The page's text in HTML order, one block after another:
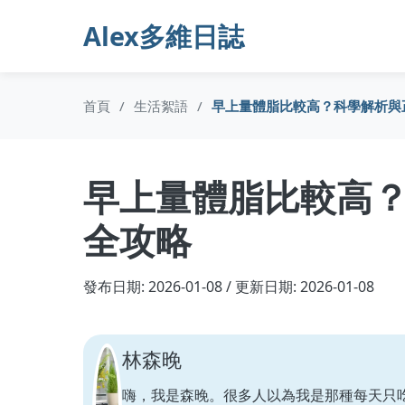
Alex多維日誌
首頁 / 生活絮語 / 早上量體脂比較高？科學解析
早上量體脂比較高
全攻略
發布日期: 2026-01-08 / 更新日期: 2026-01-08
林森晚
嗨，我是森晚。很多人以為我是那種每天